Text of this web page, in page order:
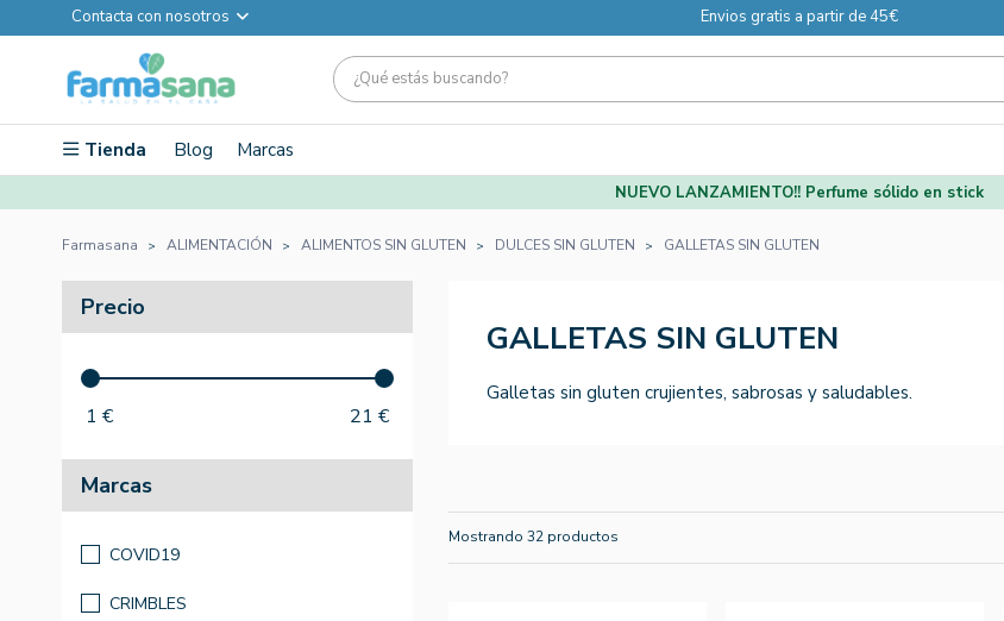
Contacta con nosotros Envios gratis a partir de 45€
Tienda Blog Marcas
NUEVO LANZAMIENTO!! Perfume sólido en stick
Farmasana ALIMENTACIÓN ALIMENTOS SIN GLUTEN DULCES SIN GLUTEN GALLETAS SIN GLUTEN
Precio
1 € 21 €
Marcas
COVID19
CRIMBLES
GALLETAS SIN GLUTEN
Galletas sin gluten crujientes, sabrosas y saludables.
Mostrando 32 productos